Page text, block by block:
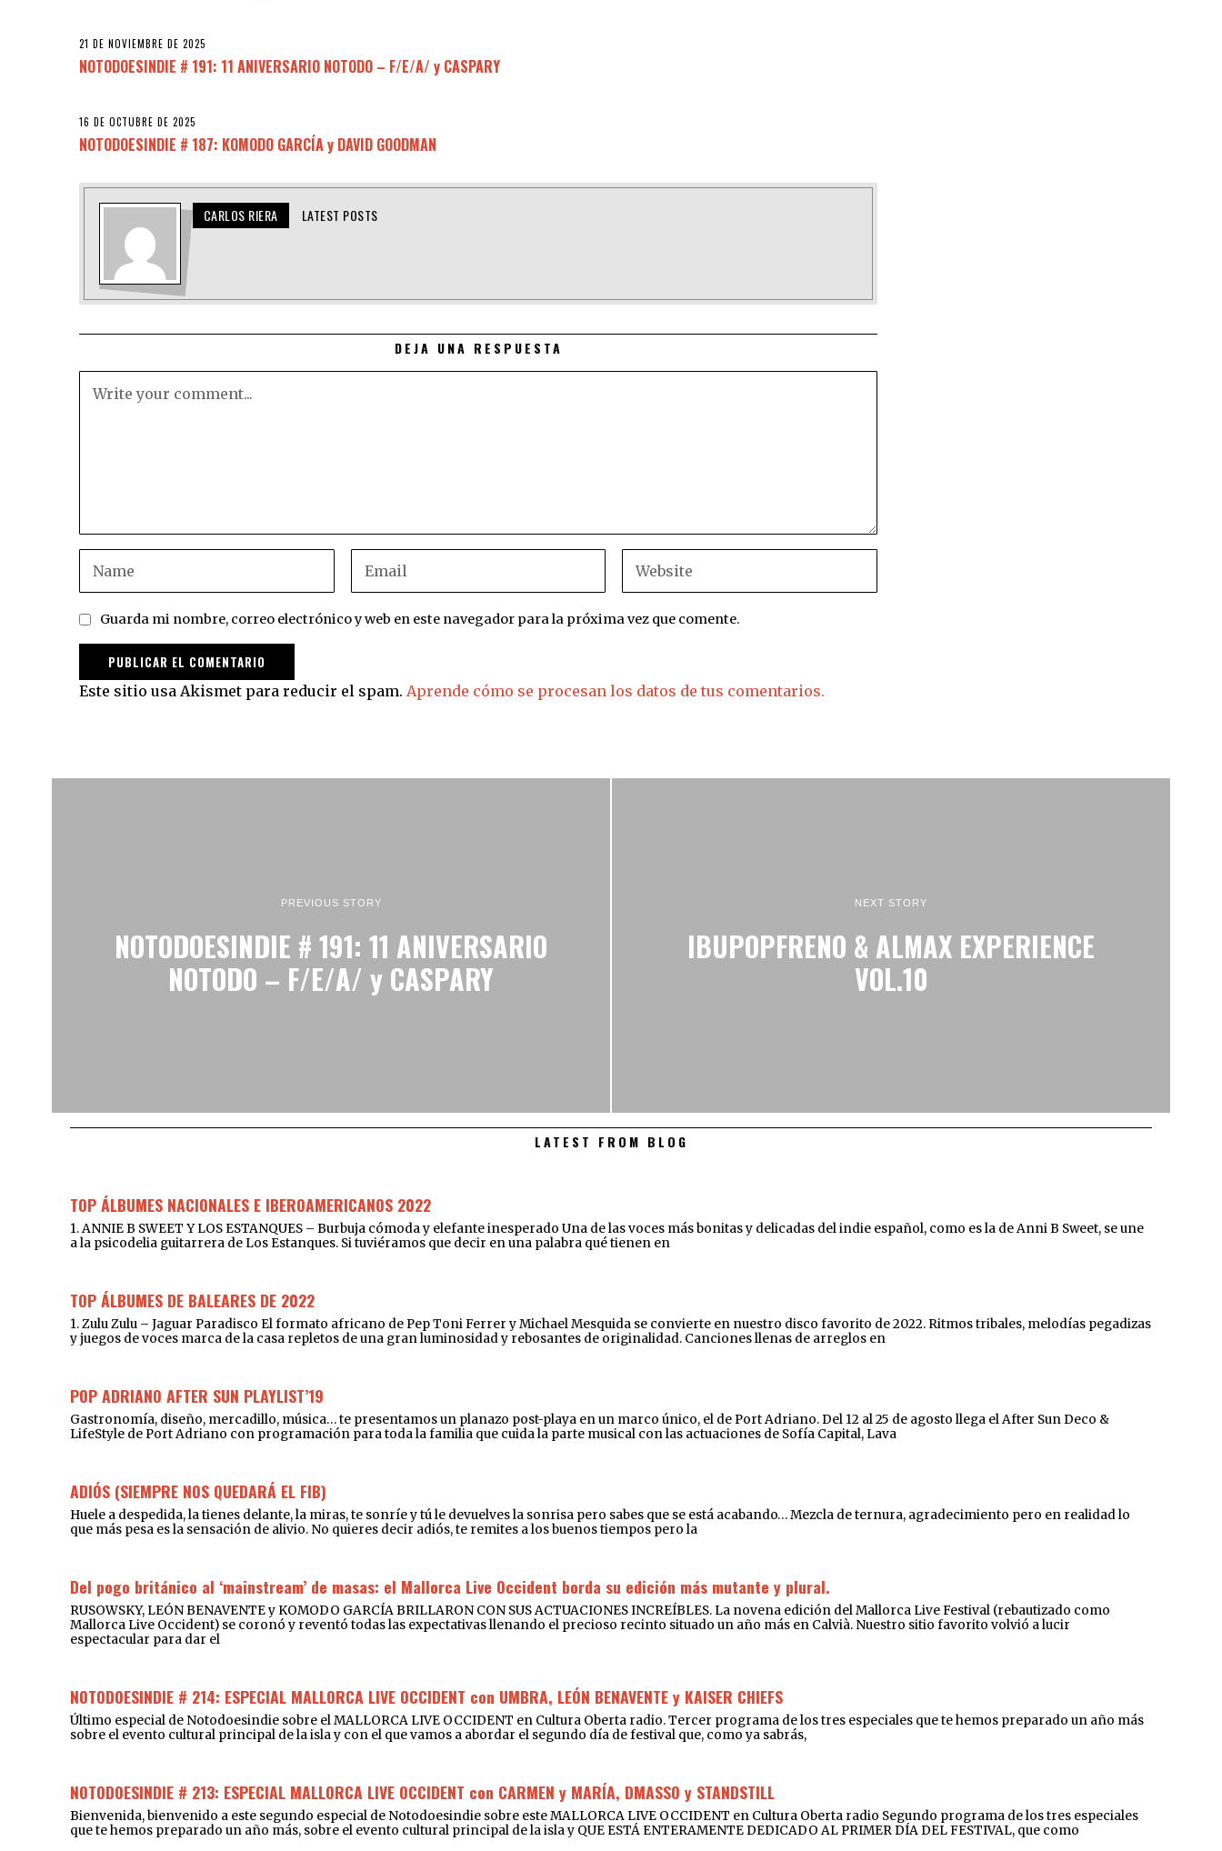
21 DE NOVIEMBRE DE 2025
NOTODOESINDIE # 191: 11 ANIVERSARIO NOTODO – F/E/A/ y CASPARY
16 DE OCTUBRE DE 2025
NOTODOESINDIE # 187: KOMODO GARCÍA y DAVID GOODMAN
CARLOS RIERA LATEST POSTS
DEJA UNA RESPUESTA
Guarda mi nombre, correo electrónico y web en este navegador para la próxima vez que comente.
Este sitio usa Akismet para reducir el spam. Aprende cómo se procesan los datos de tus comentarios.
PREVIOUS STORY
NOTODOESINDIE # 191: 11 ANIVERSARIO
NOTODO – F/E/A/ y CASPARY
NEXT STORY
IBUPOPFRENO & ALMAX EXPERIENCE
VOL.10
LATEST FROM BLOG
TOP ÁLBUMES NACIONALES E IBEROAMERICANOS 2022
1. ANNIE B SWEET Y LOS ESTANQUES – Burbuja cómoda y elefante inesperado Una de las voces más bonitas y delicadas del indie español, como es la de Anni B Sweet, se une
a la psicodelia guitarrera de Los Estanques. Si tuviéramos que decir en una palabra qué tienen en
TOP ÁLBUMES DE BALEARES DE 2022
1. Zulu Zulu – Jaguar Paradisco El formato africano de Pep Toni Ferrer y Michael Mesquida se convierte en nuestro disco favorito de 2022. Ritmos tribales, melodías pegadizas
y juegos de voces marca de la casa repletos de una gran luminosidad y rebosantes de originalidad. Canciones llenas de arreglos en
POP ADRIANO AFTER SUN PLAYLIST’19
Gastronomía, diseño, mercadillo, música… te presentamos un planazo post-playa en un marco único, el de Port Adriano. Del 12 al 25 de agosto llega el After Sun Deco &
LifeStyle de Port Adriano con programación para toda la familia que cuida la parte musical con las actuaciones de Sofía Capital, Lava
ADIÓS (SIEMPRE NOS QUEDARÁ EL FIB)
Huele a despedida, la tienes delante, la miras, te sonríe y tú le devuelves la sonrisa pero sabes que se está acabando… Mezcla de ternura, agradecimiento pero en realidad lo
que más pesa es la sensación de alivio. No quieres decir adiós, te remites a los buenos tiempos pero la
Del pogo británico al ‘mainstream’ de masas: el Mallorca Live Occident borda su edición más mutante y plural.
RUSOWSKY, LEÓN BENAVENTE y KOMODO GARCÍA BRILLARON CON SUS ACTUACIONES INCREÍBLES. La novena edición del Mallorca Live Festival (rebautizado como
Mallorca Live Occident) se coronó y reventó todas las expectativas llenando el precioso recinto situado un año más en Calvià. Nuestro sitio favorito volvió a lucir
espectacular para dar el
NOTODOESINDIE # 214: ESPECIAL MALLORCA LIVE OCCIDENT con UMBRA, LEÓN BENAVENTE y KAISER CHIEFS
Último especial de Notodoesindie sobre el MALLORCA LIVE OCCIDENT en Cultura Oberta radio. Tercer programa de los tres especiales que te hemos preparado un año más
sobre el evento cultural principal de la isla y con el que vamos a abordar el segundo día de festival que, como ya sabrás,
NOTODOESINDIE # 213: ESPECIAL MALLORCA LIVE OCCIDENT con CARMEN y MARÍA, DMASSO y STANDSTILL
Bienvenida, bienvenido a este segundo especial de Notodoesindie sobre este MALLORCA LIVE OCCIDENT en Cultura Oberta radio Segundo programa de los tres especiales
que te hemos preparado un año más, sobre el evento cultural principal de la isla y QUE ESTÁ ENTERAMENTE DEDICADO AL PRIMER DÍA DEL FESTIVAL, que como